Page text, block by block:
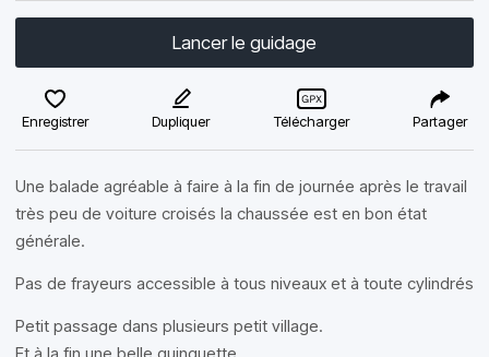
Lancer le guidage
Enregistrer Dupliquer Télécharger Partager
Une balade agréable à faire à la fin de journée après le travail
très peu de voiture croisés la chaussée est en bon état
générale.
Pas de frayeurs accessible à tous niveaux et à toute cylindrés
Petit passage dans plusieurs petit village.